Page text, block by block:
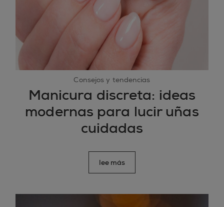
Consejos y tendencias
Manicura discreta: ideas
modernas para lucir uñas
cuidadas
lee más